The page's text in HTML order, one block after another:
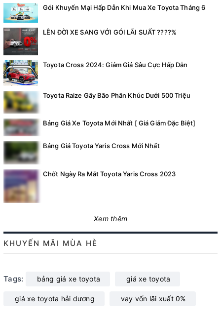
Gói Khuyến Mại Hấp Dẫn Khi Mua Xe Toyota Tháng 6
LÊN ĐỜI XE SANG VỚI GÓI LÃI SUẤT ????%
Toyota Cross 2024: Giảm Giá Sâu Cực Hấp Dẫn
Toyota Raize Gây Bão Phân Khúc Dưới 500 Triệu
Bảng Giá Xe Toyota Mới Nhất [ Giá Giảm Đặc Biệt]
Bảng Giá Toyota Yaris Cross Mới Nhất
Chốt Ngày Ra Mắt Toyota Yaris Cross 2023
Xem thêm
KHUYẾN MÃI MÙA HÈ
Tags: bảng giá xe toyota giá xe toyota
giá xe toyota hải dương vay vốn lãi xuất 0%